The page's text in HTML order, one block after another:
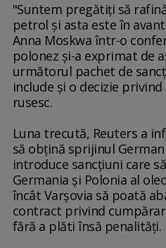
"Suntem pregătiţi să
petrol şi asta este în
Anna Moskwa într-o
polonez şi-a exprimat de
următorul pachet de
include şi o decizie
rusesc.
Luna trecută, Reuters a
să obţină sprijinul
introduce sancţiuni care
Germania şi Polonia al
încât Varşovia să poată
contract privind
fără a plăti însă penalităţi.